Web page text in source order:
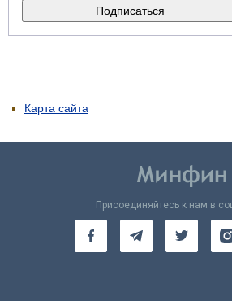
Карта сайта
Присоединяйтесь к нам в